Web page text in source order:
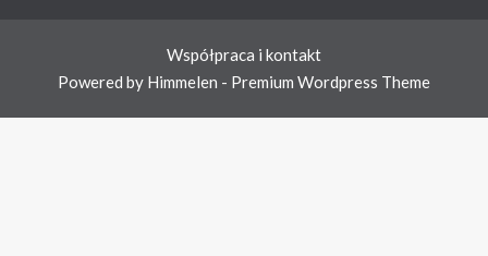
Współpraca i kontakt
Powered by Himmelen - Premium Wordpress Theme